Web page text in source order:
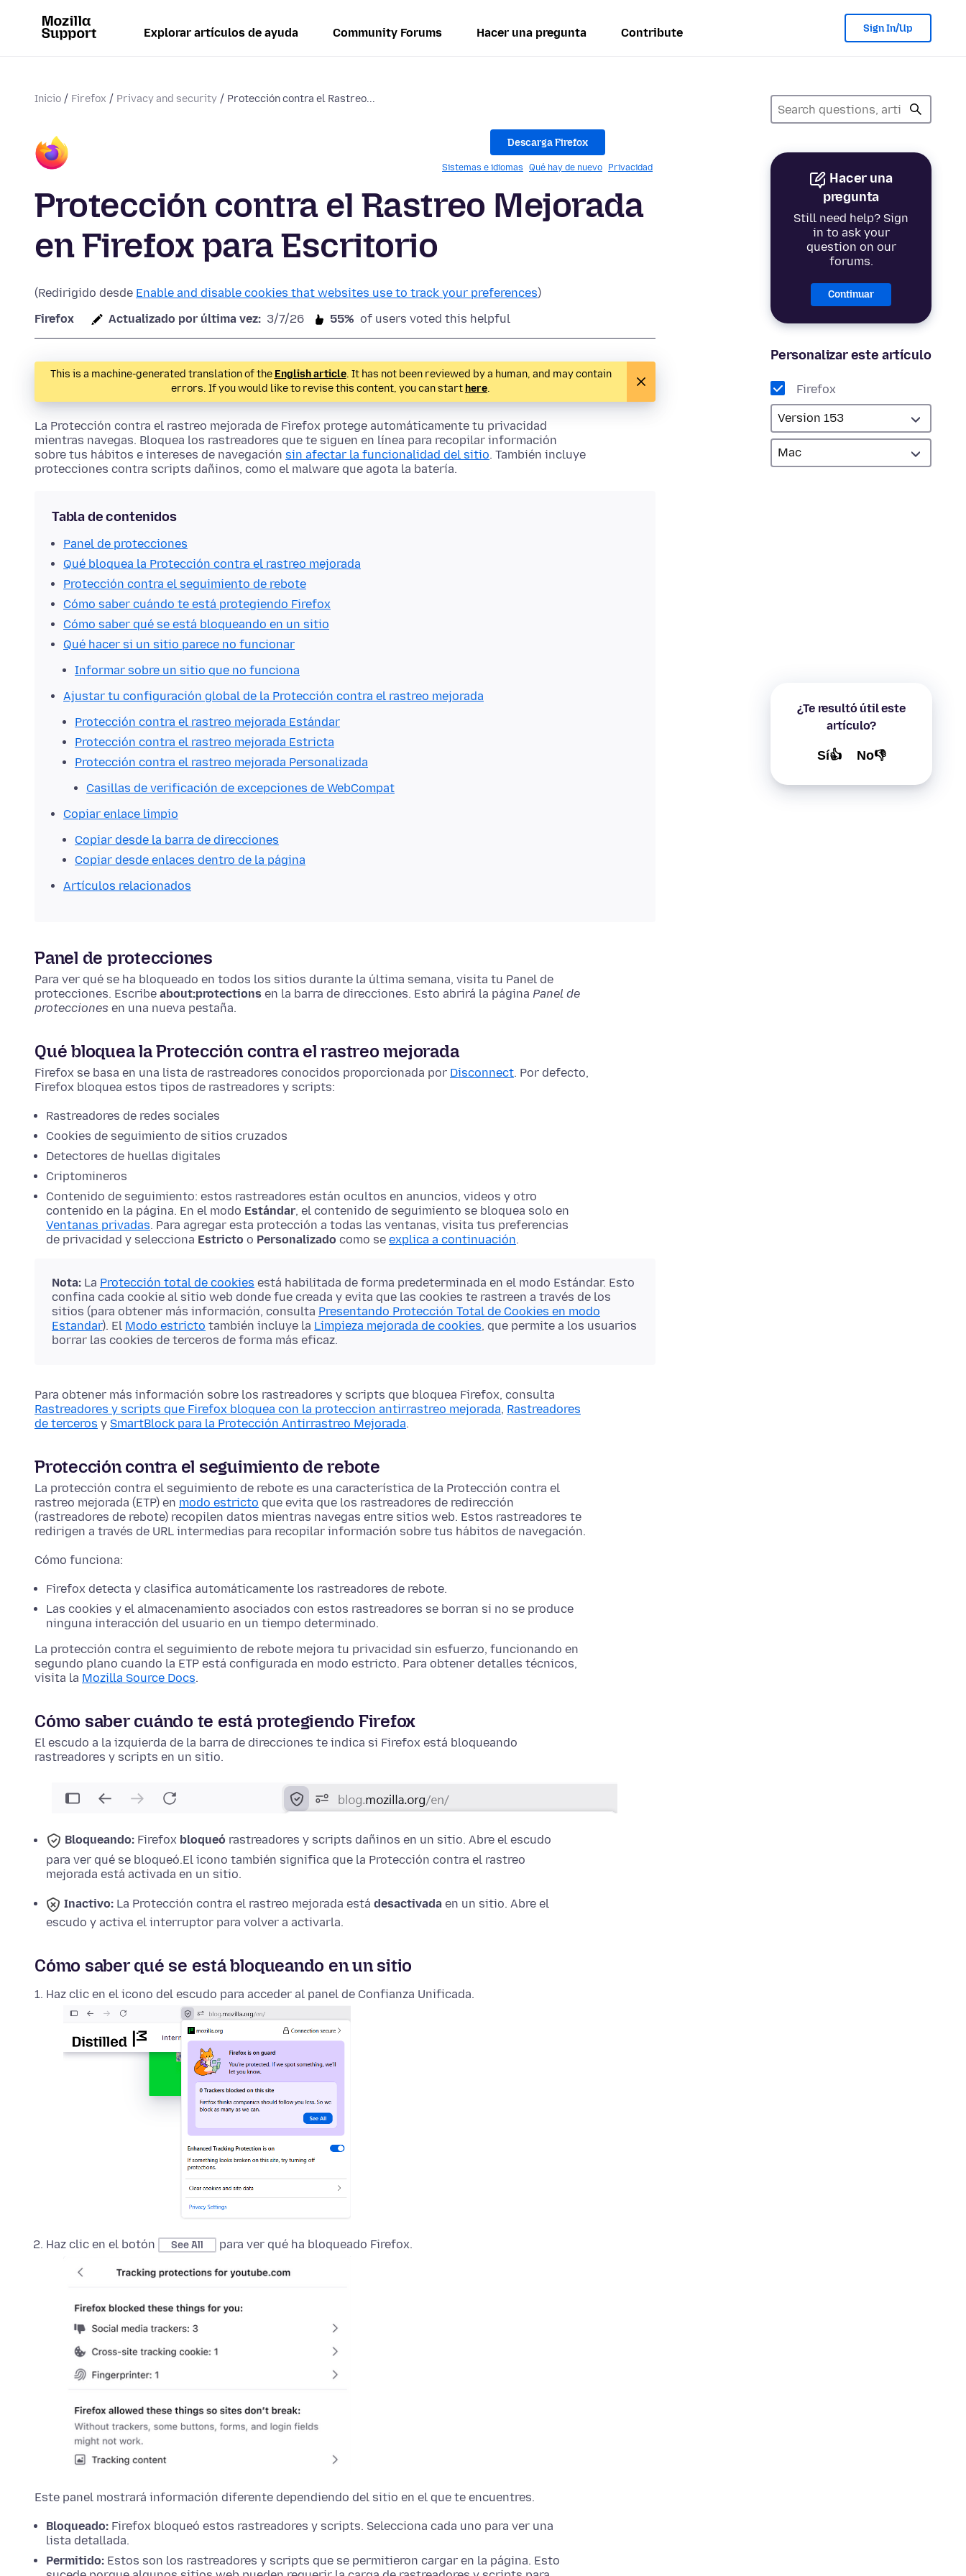
Explorar artículos de ayuda Community Forums Hacer una pregunta Contribute Sign In/Up
Inicio Firefox Privacy and security Protección contra el Rastreo...
Hacer una
pregunta
Still need help? Sign
in to ask your
question on our
forums.
Continuar
Personalizar este artículo
Firefox
¿Te resultó útil este
artículo?
Sí👍 No👎
Descarga Firefox
Sistemas e idiomas Qué hay de nuevo Privacidad
Protección contra el Rastreo Mejorada
en Firefox para Escritorio
(Redirigido desde Enable and disable cookies that websites use to track your preferences)
Firefox
Actualizado por última vez: 3/7/26 55% of users voted this helpful
This is a machine-generated translation of the English article. It has not been reviewed by a human, and may contain
errors. If you would like to revise this content, you can start here.
La Protección contra el rastreo mejorada de Firefox protege automáticamente tu privacidad
mientras navegas. Bloquea los rastreadores que te siguen en línea para recopilar información
sobre tus hábitos e intereses de navegación sin afectar la funcionalidad del sitio. También incluye
protecciones contra scripts dañinos, como el malware que agota la batería.
Tabla de contenidos
Panel de protecciones
Qué bloquea la Protección contra el rastreo mejorada
Protección contra el seguimiento de rebote
Cómo saber cuándo te está protegiendo Firefox
Cómo saber qué se está bloqueando en un sitio
Qué hacer si un sitio parece no funcionar
Informar sobre un sitio que no funciona
Ajustar tu configuración global de la Protección contra el rastreo mejorada
Protección contra el rastreo mejorada Estándar
Protección contra el rastreo mejorada Estricta
Protección contra el rastreo mejorada Personalizada
Casillas de verificación de excepciones de WebCompat
Copiar enlace limpio
Copiar desde la barra de direcciones
Copiar desde enlaces dentro de la página
Artículos relacionados
Panel de protecciones
Para ver qué se ha bloqueado en todos los sitios durante la última semana, visita tu Panel de
protecciones. Escribe about:protections en la barra de direcciones. Esto abrirá la página Panel de
protecciones en una nueva pestaña.
Qué bloquea la Protección contra el rastreo mejorada
Firefox se basa en una lista de rastreadores conocidos proporcionada por Disconnect. Por defecto,
Firefox bloquea estos tipos de rastreadores y scripts:
Rastreadores de redes sociales
Cookies de seguimiento de sitios cruzados
Detectores de huellas digitales
Criptomineros
Contenido de seguimiento: estos rastreadores están ocultos en anuncios, videos y otro
contenido en la página. En el modo Estándar, el contenido de seguimiento se bloquea solo en
Ventanas privadas. Para agregar esta protección a todas las ventanas, visita tus preferencias
de privacidad y selecciona Estricto o Personalizado como se explica a continuación.
Nota: La Protección total de cookies está habilitada de forma predeterminada en el modo Estándar. Esto
confina cada cookie al sitio web donde fue creada y evita que las cookies te rastreen a través de los
sitios (para obtener más información, consulta Presentando Protección Total de Cookies en modo
Estandar). El Modo estricto también incluye la Limpieza mejorada de cookies, que permite a los usuarios
borrar las cookies de terceros de forma más eficaz.
Para obtener más información sobre los rastreadores y scripts que bloquea Firefox, consulta
Rastreadores y scripts que Firefox bloquea con la proteccion antirrastreo mejorada, Rastreadores
de terceros y SmartBlock para la Protección Antirrastreo Mejorada.
Protección contra el seguimiento de rebote
La protección contra el seguimiento de rebote es una característica de la Protección contra el
rastreo mejorada (ETP) en modo estricto que evita que los rastreadores de redirección
(rastreadores de rebote) recopilen datos mientras navegas entre sitios web. Estos rastreadores te
redirigen a través de URL intermedias para recopilar información sobre tus hábitos de navegación.
Cómo funciona:
Firefox detecta y clasifica automáticamente los rastreadores de rebote.
Las cookies y el almacenamiento asociados con estos rastreadores se borran si no se produce
ninguna interacción del usuario en un tiempo determinado.
La protección contra el seguimiento de rebote mejora tu privacidad sin esfuerzo, funcionando en
segundo plano cuando la ETP está configurada en modo estricto. Para obtener detalles técnicos,
visita la Mozilla Source Docs.
Cómo saber cuándo te está protegiendo Firefox
El escudo a la izquierda de la barra de direcciones te indica si Firefox está bloqueando
rastreadores y scripts en un sitio.
Bloqueando: Firefox bloqueó rastreadores y scripts dañinos en un sitio. Abre el escudo
para ver qué se bloqueó.El icono también significa que la Protección contra el rastreo
mejorada está activada en un sitio.
Inactivo: La Protección contra el rastreo mejorada está desactivada en un sitio. Abre el
escudo y activa el interruptor para volver a activarla.
Cómo saber qué se está bloqueando en un sitio
Haz clic en el icono del escudo para acceder al panel de Confianza Unificada.
Haz clic en el botón See All para ver qué ha bloqueado Firefox.
Este panel mostrará información diferente dependiendo del sitio en el que te encuentres.
Bloqueado: Firefox bloqueó estos rastreadores y scripts. Selecciona cada uno para ver una
lista detallada.
Permitido: Estos son los rastreadores y scripts que se permitieron cargar en la página. Esto